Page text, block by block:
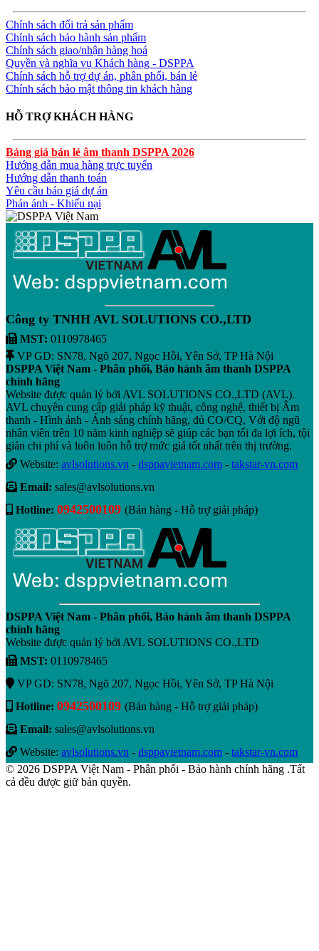
Chính sách đổi trả sản phẩm
Chính sách bảo hành sản phẩm
Chính sách giao/nhận hàng hoá
Quyền và nghĩa vụ Khách hàng - DSPPA
Chính sách hỗ trợ dự án, phân phối, bán lẻ
Chính sách bảo mật thông tin khách hàng
HỖ TRỢ KHÁCH HÀNG
Bảng giá bán lẻ âm thanh DSPPA 2026
Hướng dẫn mua hàng trực tuyến
Hướng dẫn thanh toán
Yêu cầu báo giá dự án
Phán ánh - Khiếu nại
Công ty TNHH AVL SOLUTIONS CO.,LTD
MST: 0110978465
VP GD: SN78, Ngõ 207, Ngọc Hồi, Yên Sở, TP Hà Nội
DSPPA Việt Nam - Phân phối, Bảo hành âm thanh DSPPA
chính hãng
Website được quản lý bởi AVL SOLUTIONS CO.,LTD (AVL).
AVL chuyên cung cấp giải pháp kỹ thuật, công nghệ, thiết bị Âm
thanh - Hình ảnh - Ánh sáng chính hãng, đủ CO/CQ, Với độ ngũ
nhân viên trên 10 năm kinh nghiệp sẽ giúp các bạn tối đa lợi ích, tội
giản chi phí và luôn luôn hỗ trợ mức giá tốt nhất trên thị trường.
Website: avlsolutions.vn - dsppavietnam.com - takstar-vn.com
Email: sales@avlsolutions.vn
Hotline: 0942500109 (Bán hàng - Hỗ trợ giải pháp)
DSPPA Việt Nam - Phân phối, Bảo hành âm thanh DSPPA
chính hãng
Website được quản lý bởi AVL SOLUTIONS CO.,LTD
MST: 0110978465
VP GD: SN78, Ngõ 207, Ngọc Hồi, Yên Sở, TP Hà Nội
Hotline: 0942500109 (Bán hàng - Hỗ trợ giải pháp)
Email: sales@avlsolutions.vn
Website: avlsolutions.vn - dsppavietnam.com - takstar-vn.com
© 2026 DSPPA Việt Nam - Phân phối - Bảo hành chính hãng .Tất
cả đều được giữ bản quyền.